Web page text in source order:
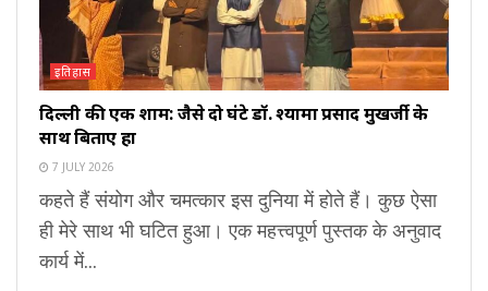
इतिहास
दिल्ली की एक शाम: जैसे दो घंटे डॉ. श्यामा प्रसाद मुखर्जी के
साथ बिताए हों
7 JULY 2026
कहते हैं संयोग और चमत्कार इस दुनिया में होते हैं। कुछ ऐसा
ही मेरे साथ भी घटित हुआ। एक महत्त्वपूर्ण पुस्तक के अनुवाद
कार्य में...